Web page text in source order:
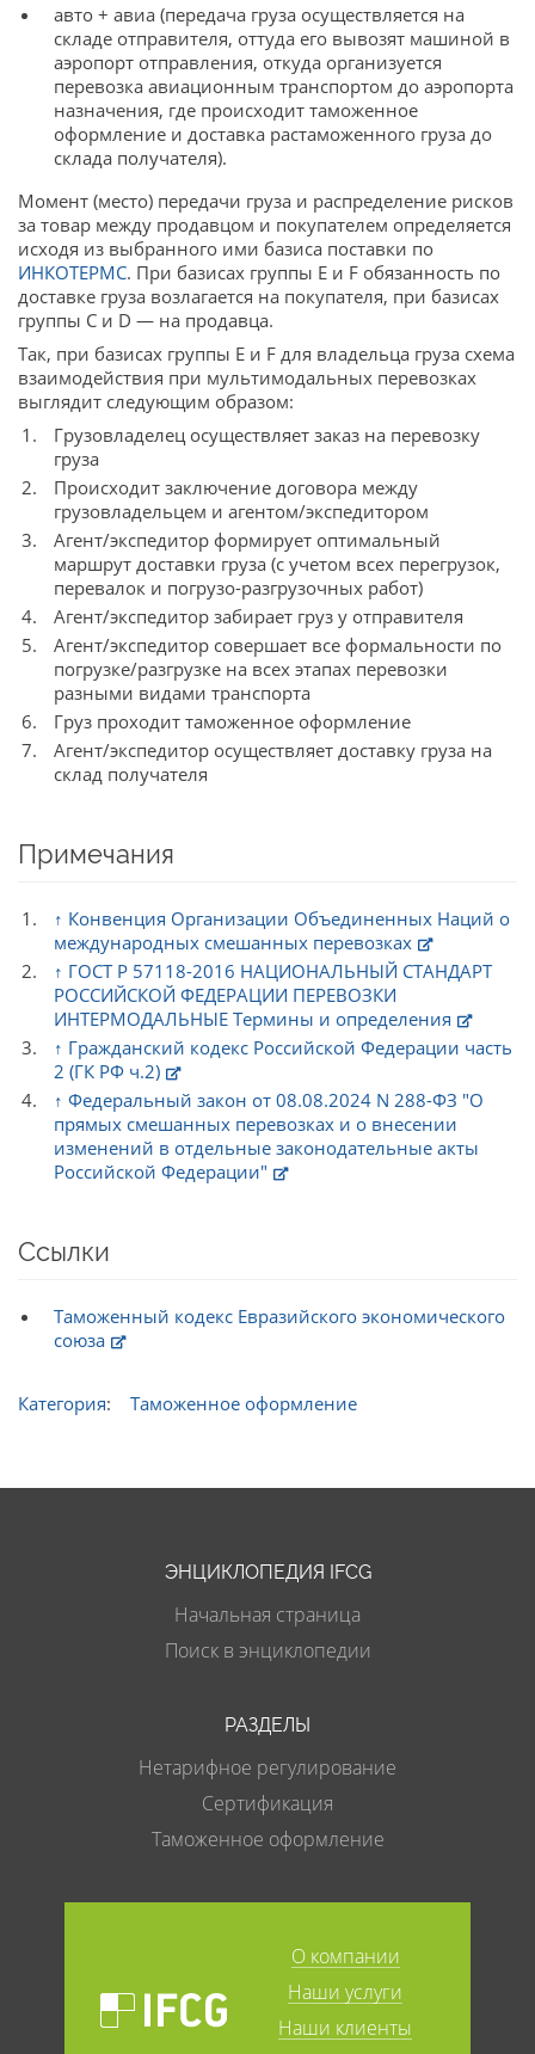
авто + авиа (передача груза осуществляется на
складе отправителя, оттуда его вывозят машиной в
аэропорт отправления, откуда организуется
перевозка авиационным транспортом до аэропорта
назначения, где происходит таможенное
оформление и доставка растаможенного груза до
склада получателя).
Момент (место) передачи груза и распределение рисков
за товар между продавцом и покупателем определяется
исходя из выбранного ими базиса поставки по
ИНКОТЕРМС. При базисах группы E и F обязанность по
доставке груза возлагается на покупателя, при базисах
группы C и D — на продавца.
Так, при базисах группы E и F для владельца груза схема
взаимодействия при мультимодальных перевозках
выглядит следующим образом:
Грузовладелец осуществляет заказ на перевозку
груза
Происходит заключение договора между
грузовладельцем и агентом/экспедитором
Агент/экспедитор формирует оптимальный
маршрут доставки груза (с учетом всех перегрузок,
перевалок и погрузо-разгрузочных работ)
Агент/экспедитор забирает груз у отправителя
Агент/экспедитор совершает все формальности по
погрузке/разгрузке на всех этапах перевозки
разными видами транспорта
Груз проходит таможенное оформление
Агент/экспедитор осуществляет доставку груза на
склад получателя
Примечания
↑ Конвенция Организации Объединенных Наций о
международных смешанных перевозках
↑ ГОСТ Р 57118-2016 НАЦИОНАЛЬНЫЙ СТАНДАРТ
РОССИЙСКОЙ ФЕДЕРАЦИИ ПЕРЕВОЗКИ
ИНТЕРМОДАЛЬНЫЕ Термины и определения
↑ Гражданский кодекс Российской Федерации часть
2 (ГК РФ ч.2)
↑ Федеральный закон от 08.08.2024 N 288-ФЗ "О
прямых смешанных перевозках и о внесении
изменений в отдельные законодательные акты
Российской Федерации"
Ссылки
Таможенный кодекс Евразийского экономического
союза
Категория: Таможенное оформление
ЭНЦИКЛОПЕДИЯ IFCG
Начальная страница
Поиск в энциклопедии
РАЗДЕЛЫ
Нетарифное регулирование
Сертификация
Таможенное оформление
О компании
Наши услуги
Наши клиенты